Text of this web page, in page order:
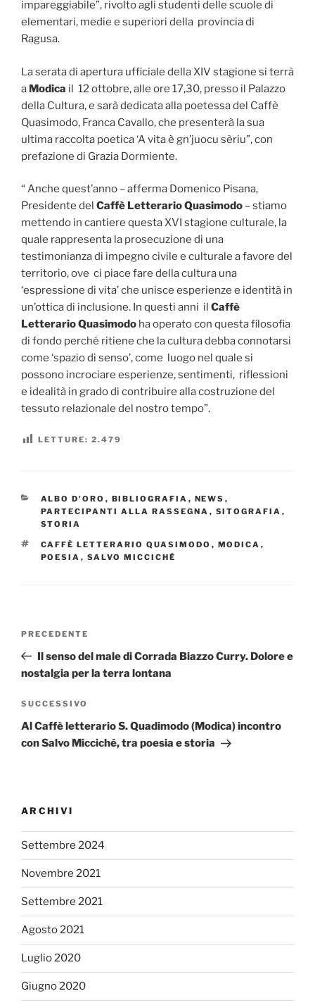
impareggiabile”, rivolto agli studenti delle scuole di
elementari, medie e superiori della provincia di
Ragusa.
La serata di apertura ufficiale della XIV stagione si terrà
a Modica il 12 ottobre, alle ore 17,30, presso il Palazzo
della Cultura, e sarà dedicata alla poetessa del Caffè
Quasimodo, Franca Cavallo, che presenterà la sua
ultima raccolta poetica ‘A vita è gn’juocu sèriu”, con
prefazione di Grazia Dormiente.
“ Anche quest’anno – afferma Domenico Pisana,
Presidente del Caffè Letterario Quasimodo – stiamo
mettendo in cantiere questa XVI stagione culturale, la
quale rappresenta la prosecuzione di una
testimonianza di impegno civile e culturale a favore del
territorio, ove ci piace fare della cultura una
‘espressione di vita’ che unisce esperienze e identità in
un’ottica di inclusione. In questi anni il Caffè
Letterario Quasimodo ha operato con questa filosofia
di fondo perché ritiene che la cultura debba connotarsi
come ‘spazio di senso’, come luogo nel quale si
possono incrociare esperienze, sentimenti, riflessioni
e idealità in grado di contribuire alla costruzione del
tessuto relazionale del nostro tempo”.
LETTURE: 2.479
CATEGORIE
ALBO D'ORO , BIBLIOGRAFIA , NEWS ,
PARTECIPANTI ALLA RASSEGNA , SITOGRAFIA ,
STORIA
TAG
CAFFÈ LETTERARIO QUASIMODO , MODICA ,
POESIA , SALVO MICCICHÉ
Articolo
precedente:
PRECEDENTE
Il senso del male di Corrada Biazzo Curry. Dolore e
nostalgia per la terra lontana
Articolo
successivo
SUCCESSIVO
Al Caffè letterario S. Quadimodo (Modica) incontro
con Salvo Micciché, tra poesia e storia
ARCHIVI
Settembre 2024
Novembre 2021
Settembre 2021
Agosto 2021
Luglio 2020
Giugno 2020